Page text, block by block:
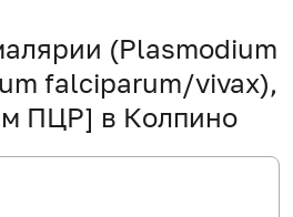
(Plasmodium
falciparum/vivax),
ПЦР] в Колпино